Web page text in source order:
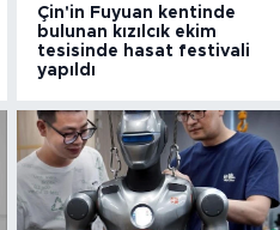
Çin'in Fuyuan kentinde
bulunan kızılcık ekim
tesisinde hasat festivali
yapıldı